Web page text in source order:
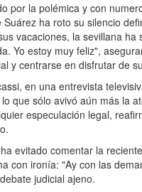
por la polémica y con
Suárez ha roto su silencio
vacaciones, la sevillana
Yo estoy muy feliz",
y centrarse en disfrutar de
en una entrevista
que sólo avivó aún más la
especulación legal,
evitado comentar la
con ironía: "Ay con las
judicial ajeno.